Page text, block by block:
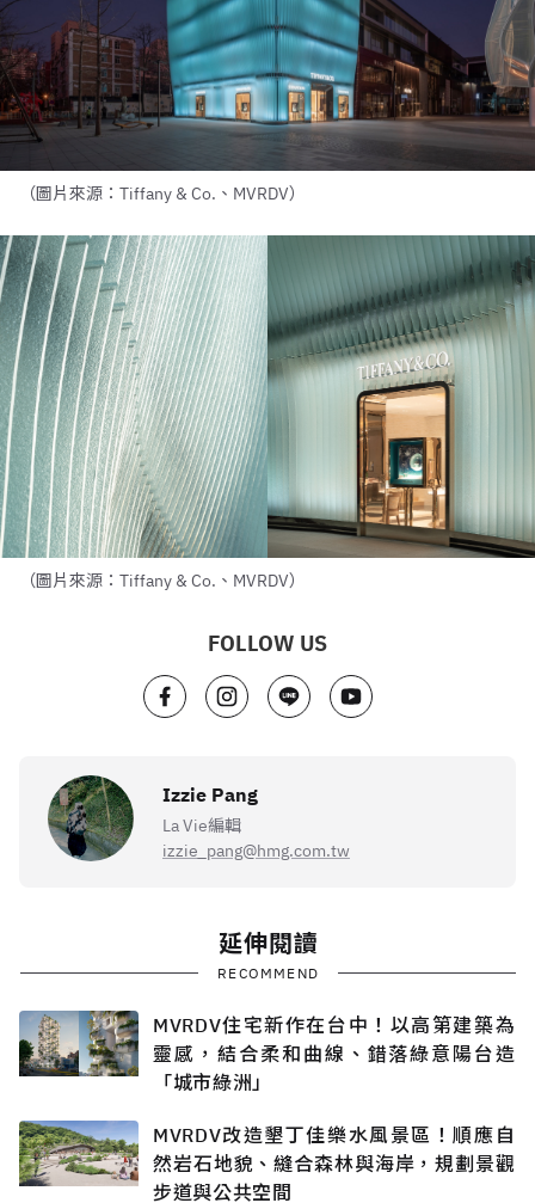
（圖片來源：Tiffany & Co.、MVRDV）
（圖片來源：Tiffany & Co.、MVRDV）
FOLLOW US
Izzie Pang
La Vie編輯
izzie_pang@hmg.com.tw
延伸閱讀
RECOMMEND
MVRDV住宅新作在台中！以高第建築為
靈感，結合柔和曲線、錯落綠意陽台造
「城市綠洲」
MVRDV改造墾丁佳樂水風景區！順應自
然岩石地貌、縫合森林與海岸，規劃景觀
步道與公共空間